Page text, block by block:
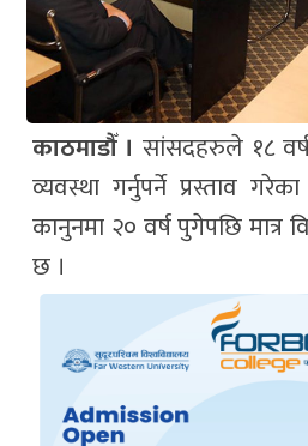
काठमाडौँ । सांसदहरुले १८
व्यवस्था गर्नुपर्ने प्रस्ताव
कानुनमा २० वर्ष पुगेपछि मात्र
छ ।